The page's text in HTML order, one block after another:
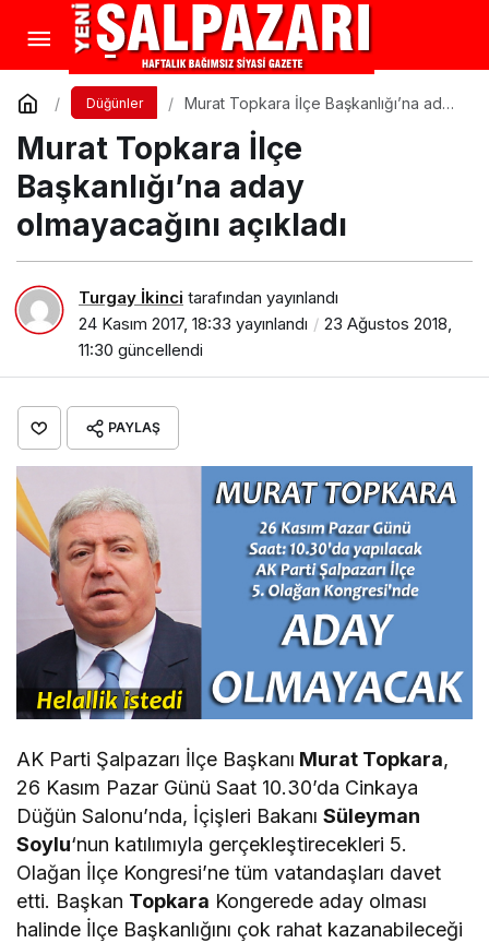
Düğünler
Murat Topkara İlçe Başkanlığı’na aday
Murat Topkara İlçe
Başkanlığı’na aday
olmayacağını açıkladı
Turgay İkinci tarafından yayınlandı
24 Kasım 2017, 18:33 yayınlandı
23 Ağustos 2018,
11:30 güncellendi
PAYLAŞ
AK Parti Şalpazarı İlçe Başkanı Murat Topkara,
26 Kasım Pazar Günü Saat 10.30’da Cinkaya
Düğün Salonu’nda, İçişleri BakanıSüleyman
Soylu‘nun katılımıyla gerçekleştirecekleri 5.
Olağan İlçe Kongresi’ne tüm vatandaşları davet
etti. Başkan Topkara Kongerede aday olması
halinde İlçe Başkanlığını çok rahat kazanabileceği